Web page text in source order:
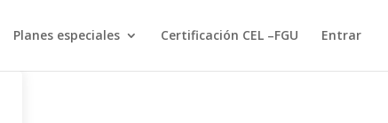
Planes especiales Certificación CEL –FGU Entrar